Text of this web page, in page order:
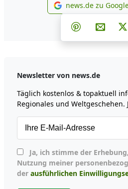
news.de zu
Teilen auf
Teilen auf
Per
Newsletter von news.de
Täglich kostenlos & topaktuell
Regionales und Weltgeschehen.
Nutzung meiner
der ausführlichen